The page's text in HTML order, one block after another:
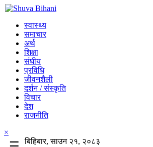
स्वास्थ्य
समाचार
अर्थ
शिक्षा
संघीय
प्रविधि
जीवनशैली
दर्शन / संस्कृति
विचार
देश
राजनीति
×
बिहिबार, साउन २१, २०८३